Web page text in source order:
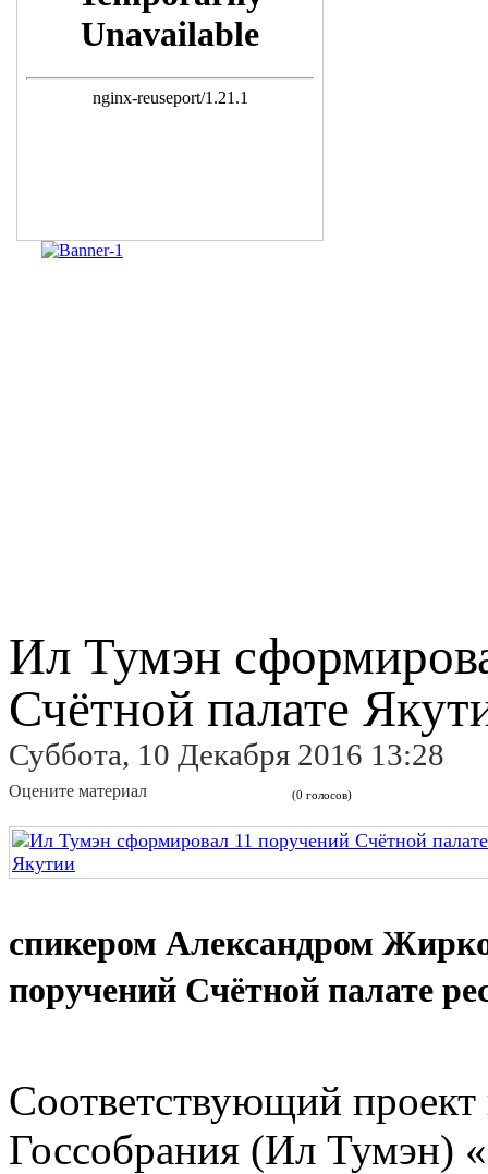
Ил Тумэн
Счётной палате
Суббота, 10 Декабря 2016 13:28
Оцените материал (0 голосов)
спикером Александром
поручений Счётной палате
Соответствующий проект
Госсобрания (Ил Тумэн)